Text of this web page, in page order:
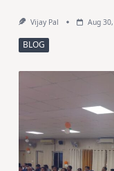
Vijay Pal Aug
BLOG